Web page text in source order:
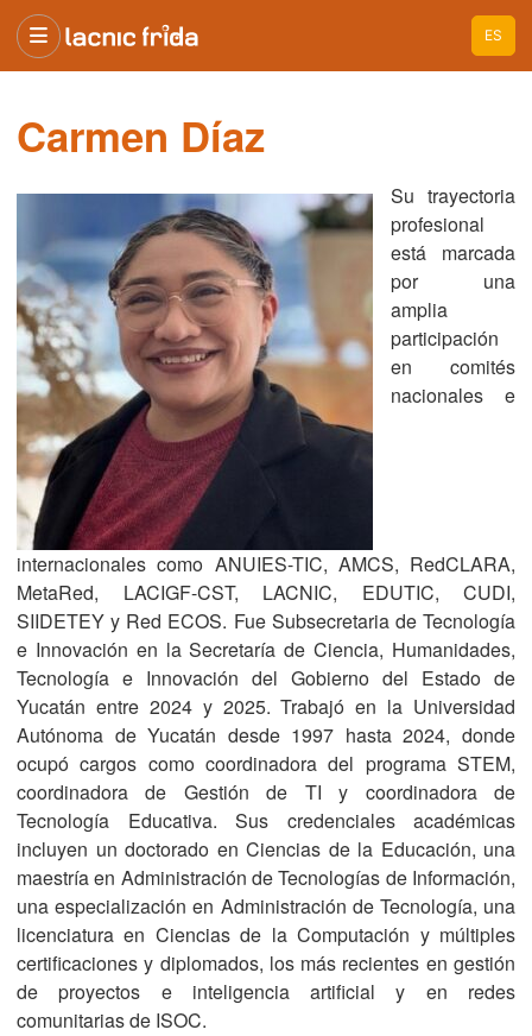
ES
Carmen Díaz
Su trayectoria
profesional
está marcada
por una
amplia
participación
en comités
nacionales e
internacionales como ANUIES-TIC, AMCS, RedCLARA,
MetaRed, LACIGF-CST, LACNIC, EDUTIC, CUDI,
SIIDETEY y Red ECOS. Fue Subsecretaria de Tecnología
e Innovación en la Secretaría de Ciencia, Humanidades,
Tecnología e Innovación del Gobierno del Estado de
Yucatán entre 2024 y 2025. Trabajó en la Universidad
Autónoma de Yucatán desde 1997 hasta 2024, donde
ocupó cargos como coordinadora del programa STEM,
coordinadora de Gestión de TI y coordinadora de
Tecnología Educativa. Sus credenciales académicas
incluyen un doctorado en Ciencias de la Educación, una
maestría en Administración de Tecnologías de Información,
una especialización en Administración de Tecnología, una
licenciatura en Ciencias de la Computación y múltiples
certificaciones y diplomados, los más recientes en gestión
de proyectos e inteligencia artificial y en redes
comunitarias de ISOC.